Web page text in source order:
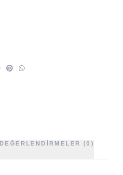
DEĞERLENDIRMELER (0)